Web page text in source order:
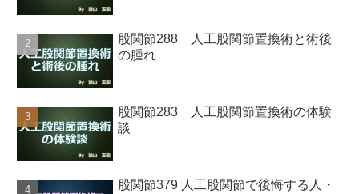
股関節288 人工股関節置換術と術後
の腫れ
股関節283 人工股関節置換術の体験
談
股関節379 人工股関節で後悔する人・